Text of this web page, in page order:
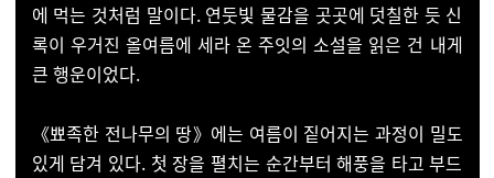
에 먹는 것처럼 말이다. 연둣빛 물감을 곳곳에 덧칠한 듯 신
록이 우거진 올여름에 세라 온 주잇의 소설을 읽은 건 내게
큰 행운이었다.
《뾰족한 전나무의 땅》에는 여름이 짙어지는 과정이 밀도
있게 담겨 있다. 첫 장을 펼치는 순간부터 해풍을 타고 부드